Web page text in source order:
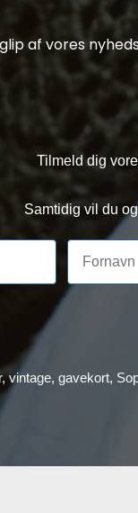
af vores
Tilmeld dig
Samtidig vil du
gavekort,